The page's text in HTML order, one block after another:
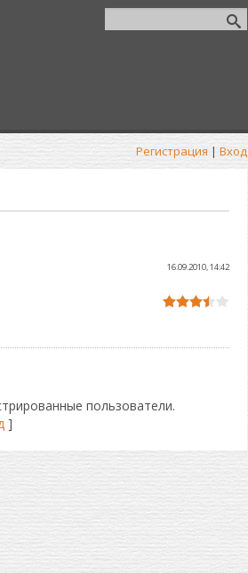
Регистрация | Вход
16.09.2010, 14:42
пользователи.
]